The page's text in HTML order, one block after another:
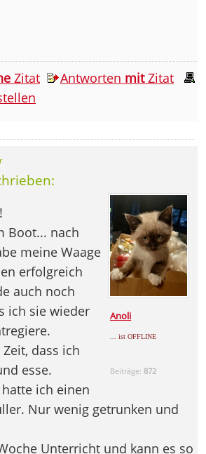
Zitat Antworten mitZitat
Anoli
... ist OFFLINE
Beiträge:872
Boot... nach
meine Waage
erfolgreich
auch noch
ich sie wieder
dass ich
esse.
ich einen
Nur wenig getrunken und
Unterricht und kann es so